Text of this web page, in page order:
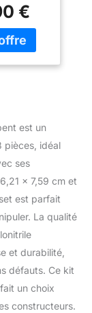
Croc’
Croc’
un trône
une
2 fusils
à
et
€
est un
pièces, idéal
ses
x 7,59 cm et
est parfait
La qualité
et durabilité,
défauts. Ce kit
un choix
constructeurs.